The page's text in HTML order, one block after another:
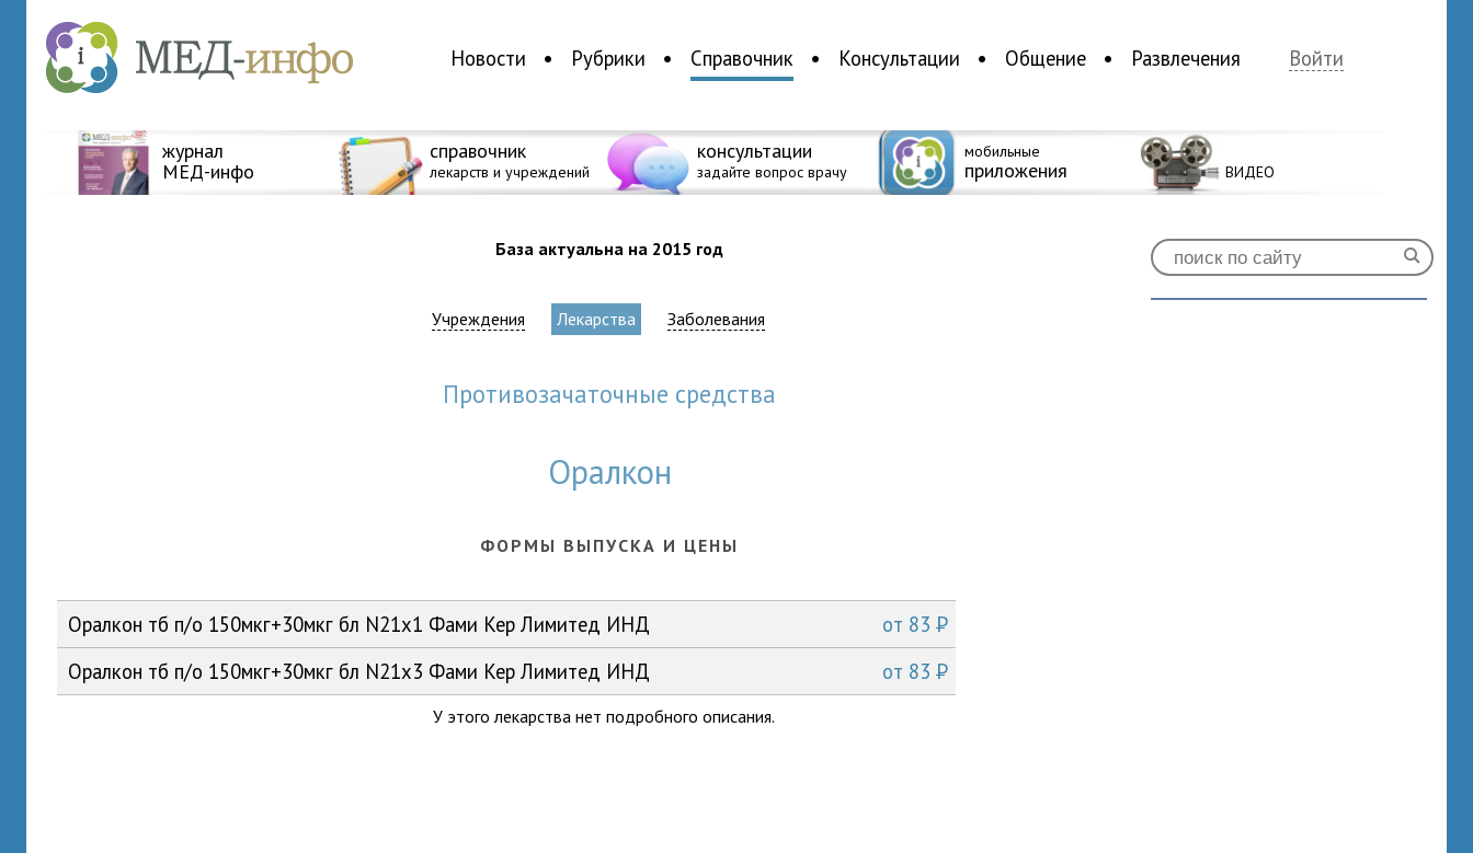
Новости Рубрики Справочник Консультации Общение Развлечения Войти
журнал
МЕД-инфо
справочник
лекарств и учреждений
консультации
задайте вопрос врачу
мобильные
приложения ВИДЕО
База актуальна на 2015 год
Учреждения Лекарства Заболевания
противозачаточные средства
Оралкон
ФОРМЫ ВЫПУСКА И ЦЕНЫ
от 83 P
Оралкон тб п/о 150мкг+30мкг бл N21x1 Фами Кер Лимитед ИНД
от 83 P
Оралкон тб п/о 150мкг+30мкг бл N21x3 Фами Кер Лимитед ИНД
У этого лекарства нет подробного описания.